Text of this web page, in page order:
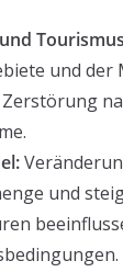
und der
und